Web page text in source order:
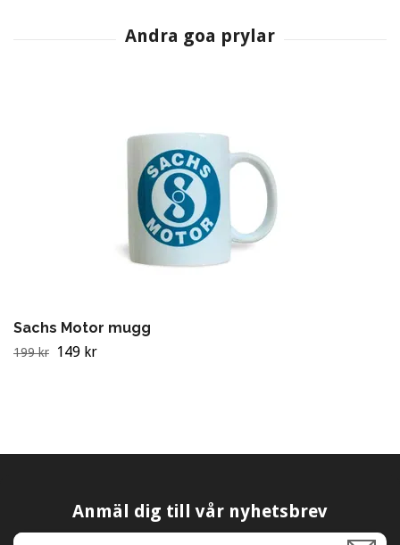
Sachs Motor mugg
199 kr 149 kr
Anmäl dig till vår nyhetsbrev